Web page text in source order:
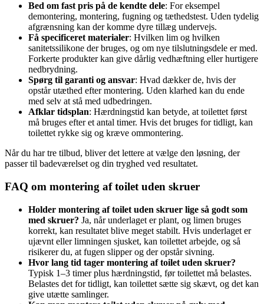
Bed om fast pris på de kendte dele: For eksempel
demontering, montering, fugning og tæthedstest. Uden tydelig
afgrænsning kan der komme dyre tillæg undervejs.
Få specificeret materialer: Hvilken lim og hvilken
sanitetssilikone der bruges, og om nye tilslutningsdele er med.
Forkerte produkter kan give dårlig vedhæftning eller hurtigere
nedbrydning.
Spørg til garanti og ansvar: Hvad dækker de, hvis der
opstår utæthed efter montering. Uden klarhed kan du ende
med selv at stå med udbedringen.
Afklar tidsplan: Hærdningstid kan betyde, at toilettet først
må bruges efter et antal timer. Hvis det bruges for tidligt, kan
toilettet rykke sig og kræve ommontering.
Når du har tre tilbud, bliver det lettere at vælge den løsning, der
passer til badeværelset og din tryghed ved resultatet.
FAQ om montering af toilet uden skruer
Holder montering af toilet uden skruer lige så godt som
med skruer? Ja, når underlaget er plant, og limen bruges
korrekt, kan resultatet blive meget stabilt. Hvis underlaget er
ujævnt eller limningen sjusket, kan toilettet arbejde, og så
risikerer du, at fugen slipper og der opstår sivning.
Hvor lang tid tager montering af toilet uden skruer?
Typisk 1–3 timer plus hærdningstid, før toilettet må belastes.
Belastes det for tidligt, kan toilettet sætte sig skævt, og det kan
give utætte samlinger.